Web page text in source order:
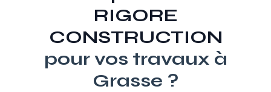
RIGORE
CONSTRUCTION
pour vos travaux à
Grasse ?